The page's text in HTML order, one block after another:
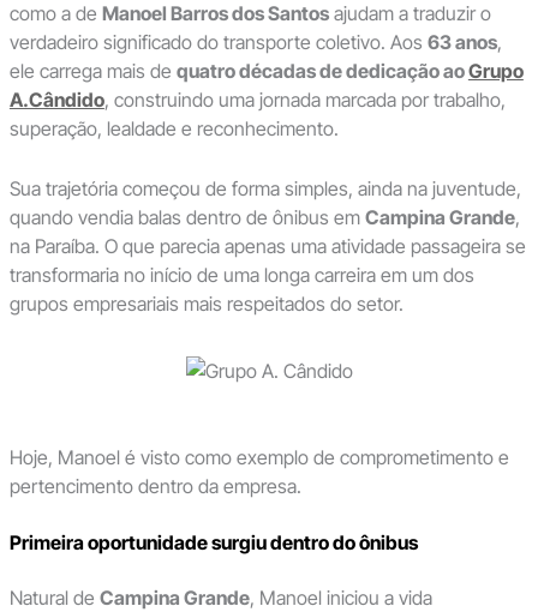
como a de Manoel Barros dos Santosajudam a traduzir o
verdadeiro significado do transporte coletivo. Aos 63 anos,
ele carrega mais de quatro décadas de dedicação aoGrupo
A.Cândido, construindo uma jornada marcada por trabalho,
superação, lealdade e reconhecimento.
Sua trajetória começou de forma simples, ainda na juventude,
quando vendia balas dentro de ônibus em Campina Grande,
na Paraíba. O que parecia apenas uma atividade passageira se
transformaria no início de uma longa carreira em um dos
grupos empresariais mais respeitados do setor.
Hoje, Manoel é visto como exemplo de comprometimento e
pertencimento dentro da empresa.
Primeira oportunidade surgiu dentro do ônibus
Natural de Campina Grande, Manoel iniciou a vida